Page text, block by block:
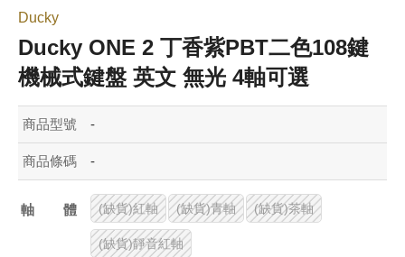
Ducky
Ducky ONE 2 丁香紫PBT二色108鍵
機械式鍵盤 英文 無光 4軸可選
商品型號 -
商品條碼 -
軸體(缺貨)紅軸 (缺貨)青軸 (缺貨)茶軸
(缺貨)靜音紅軸